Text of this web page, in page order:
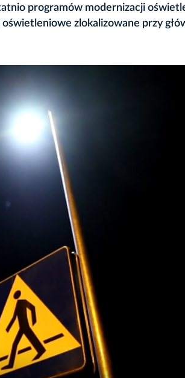
programów modernizacji
zlokalizowane przy